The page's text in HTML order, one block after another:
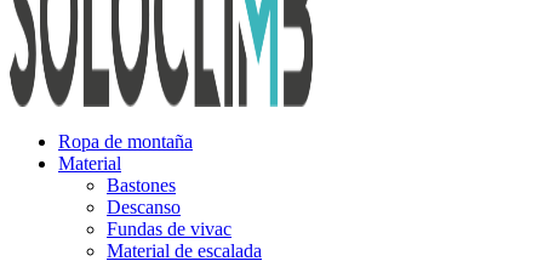
Ropa de montaña
Material
Bastones
Descanso
Fundas de vivac
Material de escalada